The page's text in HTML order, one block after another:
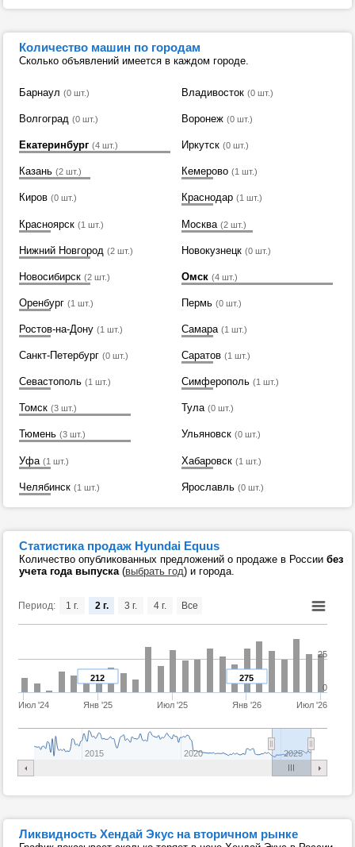
Количество машин по городам
Сколько объявлений имеется в каждом городе.
Барнаул (0 шт.) Владивосток (0 шт.)
Волгоград (0 шт.) Воронеж (0 шт.)
Екатеринбург (4 шт.) Иркутск (0 шт.)
Казань (2 шт.) Кемерово (1 шт.)
Киров (0 шт.) Краснодар (1 шт.)
Красноярск (1 шт.) Москва (2 шт.)
Нижний Новгород (2 шт.) Новокузнецк (0 шт.)
Новосибирск (2 шт.) Омск (4 шт.)
Оренбург (1 шт.) Пермь (0 шт.)
Ростов-на-Дону (1 шт.) Самара (1 шт.)
Санкт-Петербург (0 шт.) Саратов (1 шт.)
Севастополь (1 шт.) Симферополь (1 шт.)
Томск (3 шт.) Тула (0 шт.)
Тюмень (3 шт.) Ульяновск (0 шт.)
Уфа (1 шт.) Хабаровск (1 шт.)
Челябинск (1 шт.) Ярославль (0 шт.)
Статистика продаж Hyundai Equus
Количество опубликованных предложений о продаже в России без
учета года выпуска(выбрать год) и города.
Период:
275
212
Июл '24 Янв '25 Июл '25 Янв '26 Июл '26
2015 2020 2025
0
25
1 г. 2 г. 3 г. 4 г. Все
Ликвидность Хендай Экус на вторичном рынке